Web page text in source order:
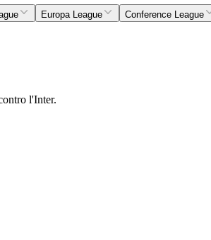
Europa League Conference League
l'Inter.